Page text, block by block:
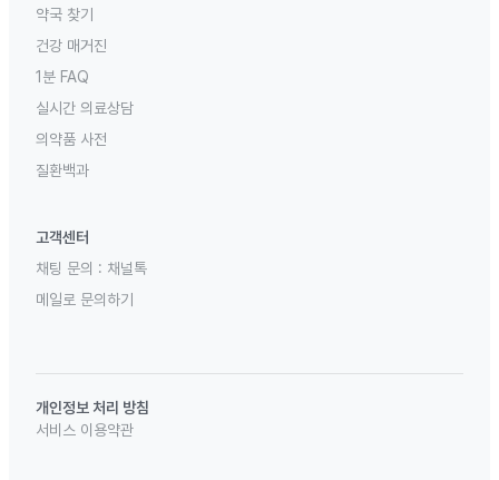
약국 찾기
건강 매거진
1분 FAQ
실시간 의료상담
의약품 사전
질환백과
고객센터
채팅 문의 : 채널톡
메일로 문의하기
개인정보 처리 방침
서비스 이용약관